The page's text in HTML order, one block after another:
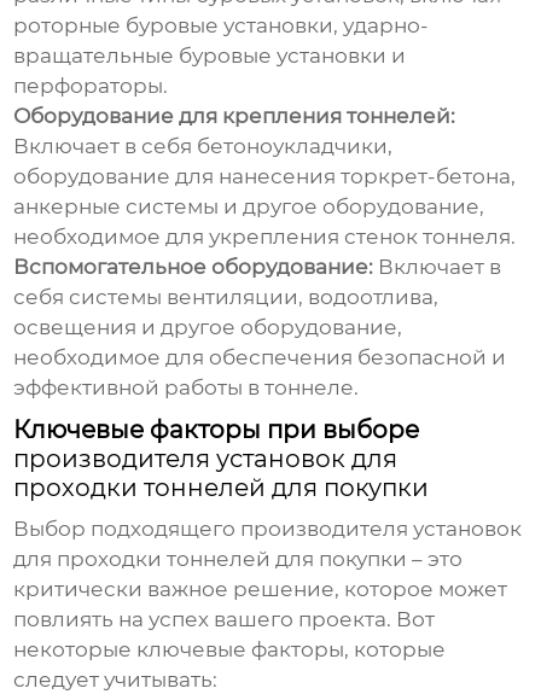
роторные буровые установки, ударно-
вращательные буровые установки и
перфораторы.
Оборудование для крепления тоннелей:
Включает в себя бетоноукладчики,
оборудование для нанесения торкрет-бетона,
анкерные системы и другое оборудование,
необходимое для укрепления стенок тоннеля.
Вспомогательное оборудование: Включает в
себя системы вентиляции, водоотлива,
освещения и другое оборудование,
необходимое для обеспечения безопасной и
эффективной работы в тоннеле.
Ключевые факторы при выборе
производителя установок для
проходки тоннелей для покупки
Выбор подходящего производителя установок
для проходки тоннелей для покупки – это
критически важное решение, которое может
повлиять на успех вашего проекта. Вот
некоторые ключевые факторы, которые
следует учитывать: